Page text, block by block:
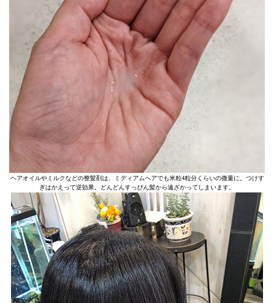
ヘアオイルやミルクなどの整髪剤は、ミディアムヘアでも米粒4粒分くらいの微量に。つけす
ぎはかえって逆効果。どんどんすっぴん髪から遠ざかってしまいます。